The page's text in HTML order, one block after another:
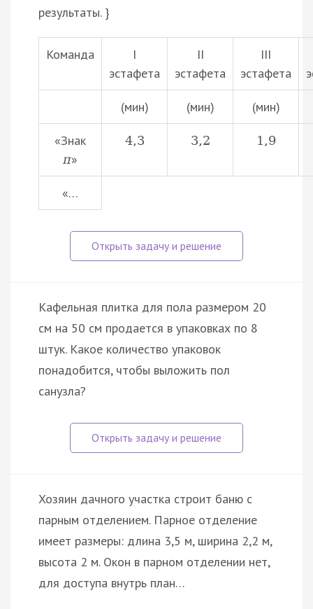
результаты. }
Команда
I
эстафета
II
эстафета
III
эстафета
(мин) (мин) (мин)
«Знак
π»
4,3 3,2 1 ,9
«…
Кафельная плитка для пола размером 20
см на 50 см продается в упаковках по 8
штук. Какое количество упаковок
понадобится, чтобы выложить пол
санузла?
Хозяин дачного участка строит баню с
парным отделением. Парное отделение
имеет размеры: длина 3,5 м, ширина 2,2 м,
высота 2 м. Окон в парном отделении нет,
для доступа внутрь план…